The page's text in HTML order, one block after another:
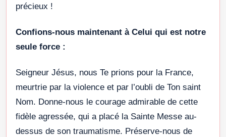
précieux !
Confions-nous maintenant à Celui qui est notre
seule force :
Seigneur Jésus, nous Te prions pour la France,
meurtrie par la violence et par l’oubli de Ton saint
Nom. Donne-nous le courage admirable de cette
fidèle agressée, qui a placé la Sainte Messe au-
dessus de son traumatisme. Préserve-nous de